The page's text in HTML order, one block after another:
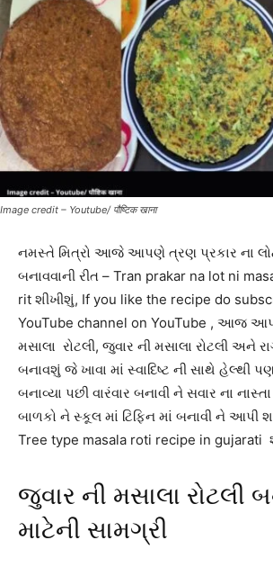
Image credit – Youtube/ पौष्टिक खाना
નમસ્તે મિત્રો આજે આપણે ત્રણ પ્રકાર ના લોટ
બનાવવાની રીત – Tran prakar na lot ni
rit શીખીશું, If you like the recipe do
YouTube channel on YouTube , આજ
મસાલા રોટલી, જુવાર ની મસાલા રોટલી અને
બનાવશું જે ખાવા માં સ્વાદિષ્ટ ની સાથે
બનાવ્યા પછી વારંવાર બનાવી ને સવાર ના
બાળકો ને સ્કૂલ માં ટિફિન માં બનાવી ને આપી
Tree type masala roti recipe in gujarati
જુવાર ની મસાલા રોટલી
માટેની સામગ્રી